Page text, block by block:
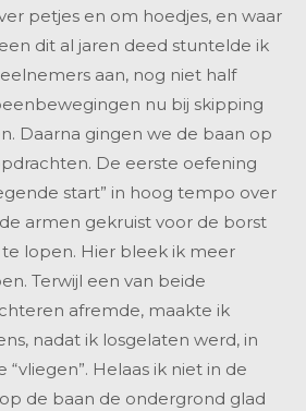
petjes en om hoedjes, en waar
dit al jaren deed stuntelde ik
aan, nog niet half
nu bij skipping
Daarna gingen we de baan op
De eerste oefening
start” in hoog tempo over
armen gekruist voor de borst
lopen. Hier bleek ik meer
Terwijl een van beide
afremde, maakte ik
nadat ik losgelaten werd, in
Helaas ik niet in de
de baan de ondergrond glad